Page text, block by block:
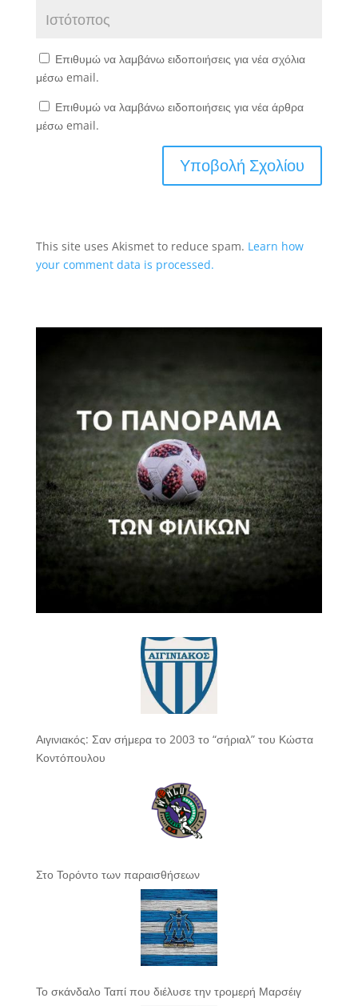
Επιθυμώ να λαμβάνω ειδοποιήσεις για νέα σχόλια
μέσω email.
Επιθυμώ να λαμβάνω ειδοποιήσεις για νέα άρθρα
μέσω email.
This site uses Akismet to reduce spam. Learn how
your comment data is processed.
Αιγινιακός: Σαν σήμερα το 2003 το “σήριαλ” του Κώστα
Κοντόπουλου
Στο Τορόντο των παραισθήσεων
Το σκάνδαλο Ταπί που διέλυσε την τρομερή Μαρσέιγ